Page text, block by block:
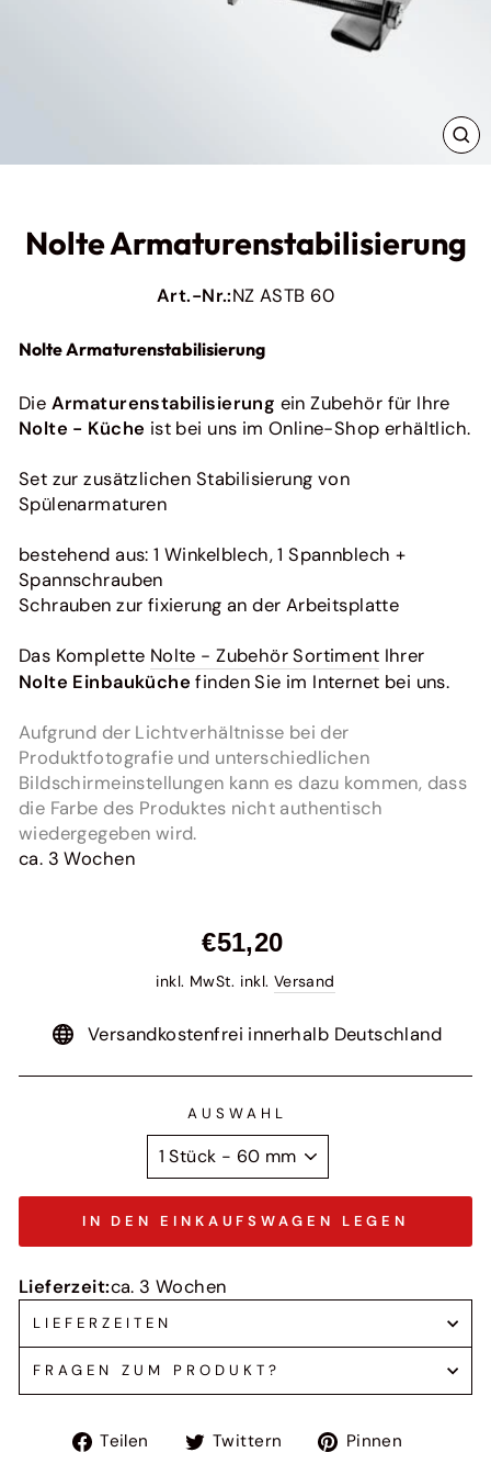
Originales Zubehör für Ihre Express Küche
Originales Zubehör für Ihre Häcker Küche
Bora
Originales Zubehör für Bora
Originales Zubehör für deine Next125 Küche
einfach!)
Ein Fleck hier, ein Fingerabdruck dor...
Weiterlesen
Alle anzeigen
Nolte Armaturenstabilisierung
Art.-Nr.:NZ ASTB 60
Nolte Armaturenstabilisierung
Die Armaturenstabilisierung ein Zubehör für Ihre
Nolte - Küche ist bei uns im Online-Shop erhältlich.
Set zur zusätzlichen Stabilisierung von
Spülenarmaturen
bestehend aus: 1 Winkelblech, 1 Spannblech +
Spannschrauben
Schrauben zur fixierung an der Arbeitsplatte
Das Komplette Nolte - Zubehör Sortiment Ihrer
Nolte Einbauküchefinden Sie im Internet bei uns.
Aufgrund der Lichtverhältnisse bei der
Produktfotografie und unterschiedlichen
Bildschirmeinstellungen kann es dazu kommen, dass
die Farbe des Produktes nicht authentisch
wiedergegeben wird.
ca. 3 Wochen
Normaler
€51,20
inkl. MwSt. inkl. Versand
Versandkostenfrei innerhalb Deutschland
AUSWAHL
IN DEN EINKAUFSWAGEN LEGEN
Lieferzeit:ca. 3 Wochen
LIEFERZEITEN
FRAGEN ZUM PRODUKT?
Teilen
Auf
Twittern
Auf
Pinnen